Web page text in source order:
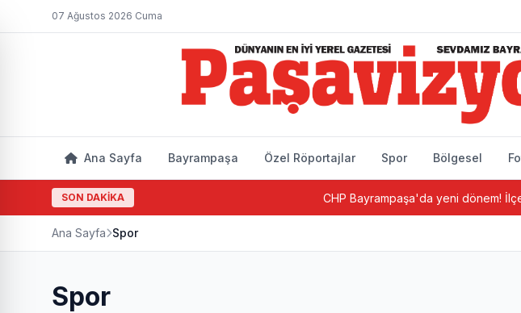
07 Ağustos 2026 Cuma
Ana Sayfa Bayrampaşa Özel Röportajlar Spor Bölgesel
SON DAKİKA CHP Bayrampaşa'da yeni dönem! İlçe
Ana Sayfa Spor
Spor